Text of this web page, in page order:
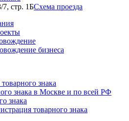
стр. 1БСхема проезда
бизнеса
знака
знака в Москве и по всей РФ
знака
товарного знака